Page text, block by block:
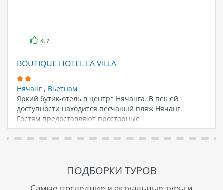
4.7
BOUTIQUE HOTEL LA VILLA
Нячанг , Вьетнам
Яркий бутик-отель в центре Нячанга. В пешей
доступности находится песчаный пляж Нячанг.
Гостям предоставляют просторные…
ПОДБОРКИ ТУРОВ
Самые последние и актуальные туры и